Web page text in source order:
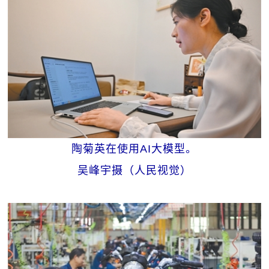
陶菊英在使用AI大模型。
吴峰宇摄（人民视觉）